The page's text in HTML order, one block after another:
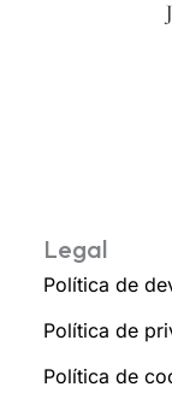
Legal
Política de
Política de
Política de